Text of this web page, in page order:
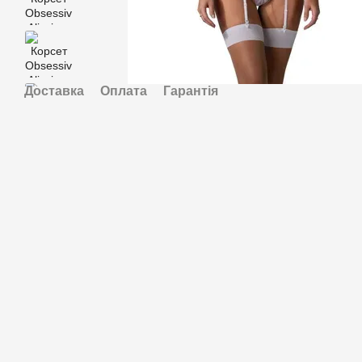
Доставка Оплата Гарантія